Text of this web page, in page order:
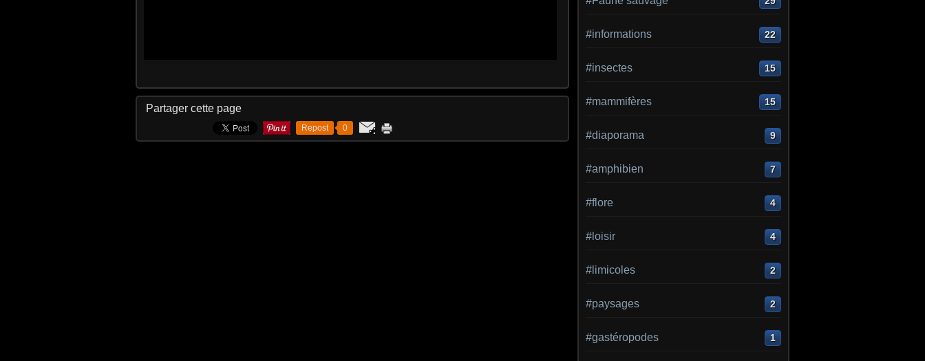
Partager cette page
Repost 0
#informations 22
#insectes 15
#mammifères 15
#diaporama 9
#amphibien 7
#flore 4
#loisir 4
#limicoles 2
#paysages 2
#gastéropodes 1